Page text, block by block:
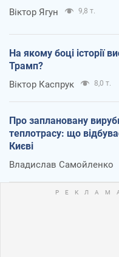
Віктор Ягун 9,8 т.
На якому боці історії
Трамп?
Віктор Каспрук 8,0 т.
Про заплановану
теплотрасу: що
Києві
Владислав Самойленко